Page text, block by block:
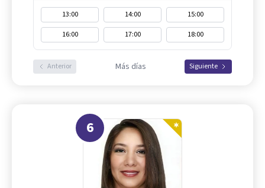
13:00 14:00
15:00
16:00
17:00 18:00
Anterior Más días Siguiente
6